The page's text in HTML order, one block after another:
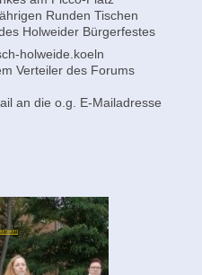
Runden Tischen
Holweider Bürgerfestes
holweide.koeln
Verteiler des Forums
an die o.g. E-Mailadresse